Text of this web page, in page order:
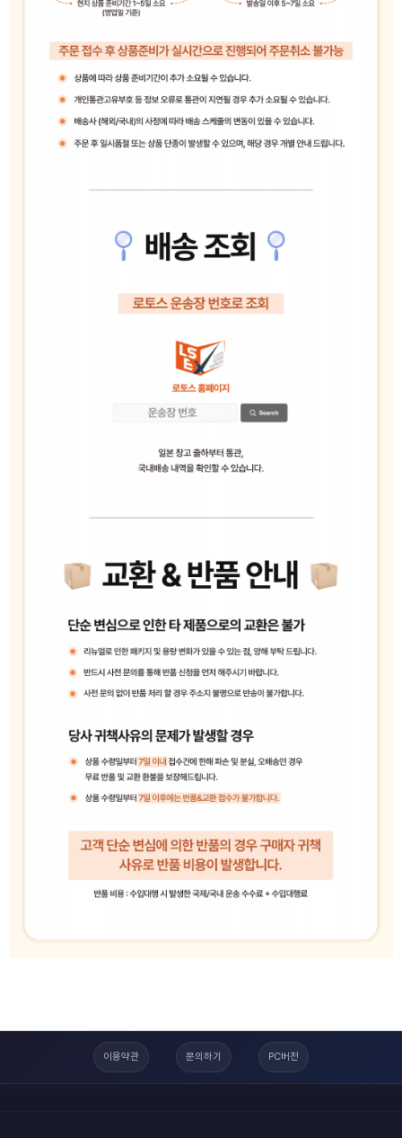
이용약관 문의하기 PC버전